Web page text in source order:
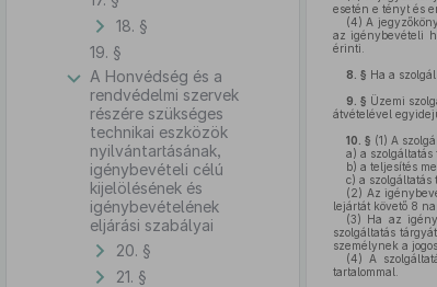
18. §
19. §
A Honvédség és a
rendvédelmi szervek
részére szükséges
technikai eszközök
nyilvántartásának,
igénybevételi célú
kijelölésének és
igénybevételének
eljárási szabályai
20. §
21. §
esetén e tényt és
(4) A
az igénybevételi
érinti.
8. § Ha a
9. § Üzemi
átvételével
10. § (1) A
a) a
b) a teljesítés
c) a szolgáltatás
(2) Az
lejártát követő 8
(3) Ha az
szolgáltatás
személynek a
(4) A
tartalommal.